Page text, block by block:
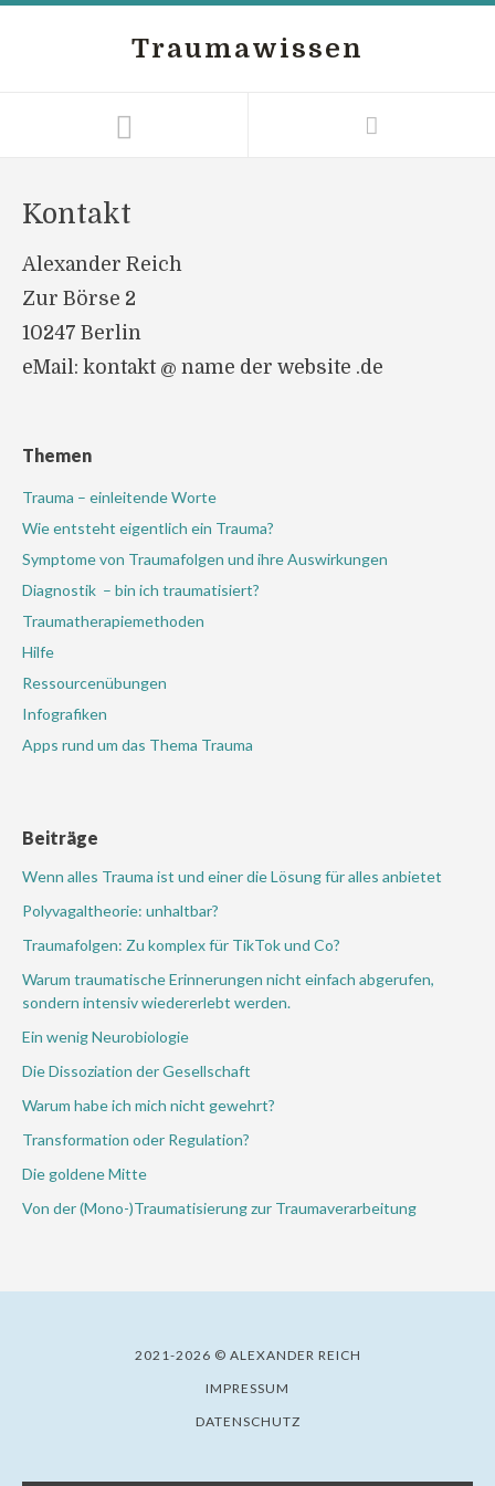
Traumawissen
Kontakt
Alexander Reich
Zur Börse 2
10247 Berlin
eMail: kontakt @ name der website .de
Themen
Trauma – einleitende Worte
Wie entsteht eigentlich ein Trauma?
Symptome von Traumafolgen und ihre Auswirkungen
Diagnostik – bin ich traumatisiert?
Traumatherapiemethoden
Hilfe
Ressourcenübungen
Infografiken
Apps rund um das Thema Trauma
Beiträge
Wenn alles Trauma ist und einer die Lösung für alles anbietet
Polyvagaltheorie: unhaltbar?
Traumafolgen: Zu komplex für TikTok und Co?
Warum traumatische Erinnerungen nicht einfach abgerufen,
sondern intensiv wiedererlebt werden.
Ein wenig Neurobiologie
Die Dissoziation der Gesellschaft
Warum habe ich mich nicht gewehrt?
Transformation oder Regulation?
Die goldene Mitte
Von der (Mono-)Traumatisierung zur Traumaverarbeitung
2021-2026 © ALEXANDER REICH
IMPRESSUM
DATENSCHUTZ